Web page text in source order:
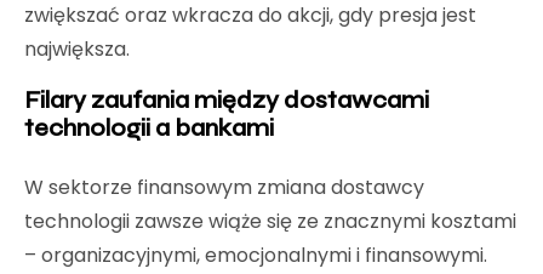
zwiększać oraz wkracza do akcji, gdy presja jest
największa.
Filary zaufania między dostawcami
technologii a bankami
W sektorze finansowym zmiana dostawcy
technologii zawsze wiąże się ze znacznymi kosztami
– organizacyjnymi, emocjonalnymi i finansowymi.